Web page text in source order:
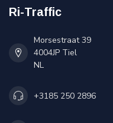
Ri-Traffic
Morsestraat 39
4004JP Tiel
NL
+3185 250 2896